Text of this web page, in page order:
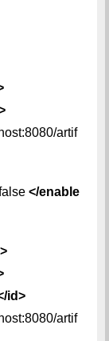
artif
</enable
id>
artif